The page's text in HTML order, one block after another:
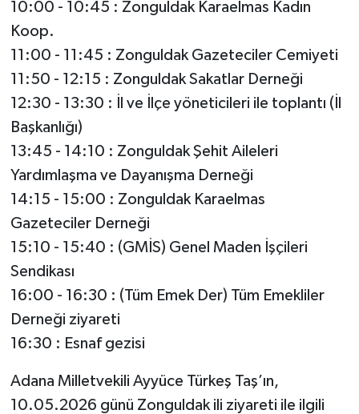
10:00 - 10:45 : Zonguldak Karaelmas Kadın
Koop.
11:00 - 11:45 : Zonguldak Gazeteciler Cemiyeti
11:50 - 12:15 : Zonguldak Sakatlar Derneği
12:30 - 13:30 : İl ve İlçe yöneticileri ile toplantı (İl
Başkanlığı)
13:45 - 14:10 : Zonguldak Şehit Aileleri
Yardımlaşma ve Dayanışma Derneği
14:15 - 15:00 : Zonguldak Karaelmas
Gazeteciler Derneği
15:10 - 15:40 : (GMİS) Genel Maden İşçileri
Sendikası
16:00 - 16:30 : (Tüm Emek Der) Tüm Emekliler
Derneği ziyareti
16:30 : Esnaf gezisi
Adana Milletvekili Ayyüce Türkeş Taş’ın,
10.05.2026 günü Zonguldak ili ziyareti ile ilgili